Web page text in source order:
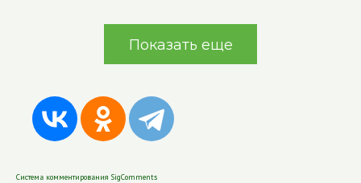
Показать еще
Система комментирования SigComments